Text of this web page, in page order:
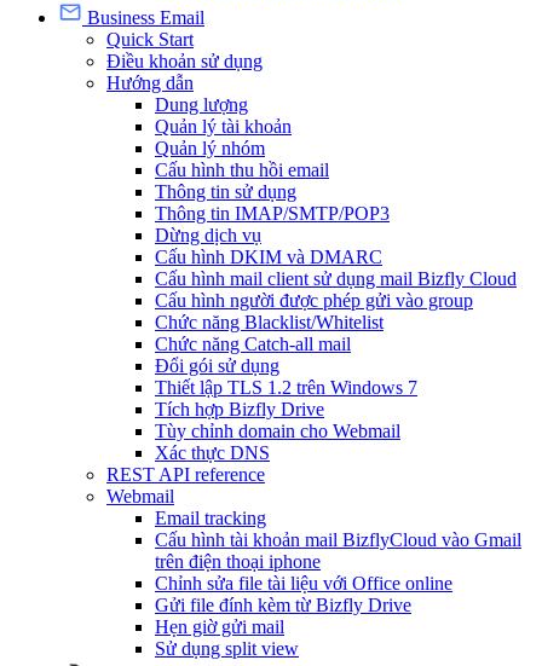
Business Email
Quick Start
Điều khoản sử dụng
Hướng dẫn
Dung lượng
Quản lý tài khoản
Quản lý nhóm
Cấu hình thu hồi email
Thông tin sử dụng
Thông tin IMAP/SMTP/POP3
Dừng dịch vụ
Cấu hình DKIM và DMARC
Cấu hình mail client sử dụng mail Bizfly Cloud
Cấu hình người được phép gửi vào group
Chức năng Blacklist/Whitelist
Chức năng Catch-all mail
Đổi gói sử dụng
Thiết lập TLS 1.2 trên Windows 7
Tích hợp Bizfly Drive
Tùy chỉnh domain cho Webmail
Xác thực DNS
REST API reference
Webmail
Email tracking
Cấu hình tài khoản mail BizflyCloud vào Gmail
trên điện thoại iphone
Chỉnh sửa file tài liệu với Office online
Gửi file đính kèm từ Bizfly Drive
Hẹn giờ gửi mail
Sử dụng split view